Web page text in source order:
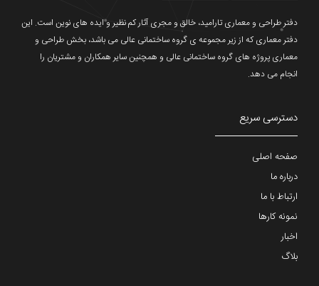
دفتر طراحی و معماری تارامید، خالق و مجری آثار کم نظیر و ایده های نوین است. این
دفتر معماری که از زیر مجموعه ی گروه ساختمانی عالی می باشد، بخش طراحی و
معماری پروژه های گروه ساختمانی عالی و همچنین سایر همکاران و مشتریان را
انجام می دهد.
دسترسی سریع
صفحه اصلی
درباره ما
ارتباط با ما
نمونه کارها
اخبار
بلاگ